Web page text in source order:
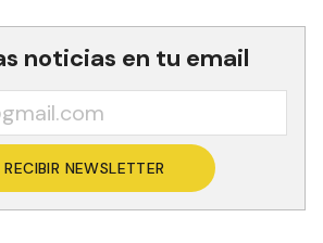
noticias en tu email
RECIBIR NEWSLETTER